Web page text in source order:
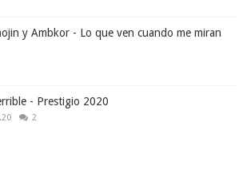
y Ambkor - Lo que ven cuando me miran
- Prestigio 2020
2